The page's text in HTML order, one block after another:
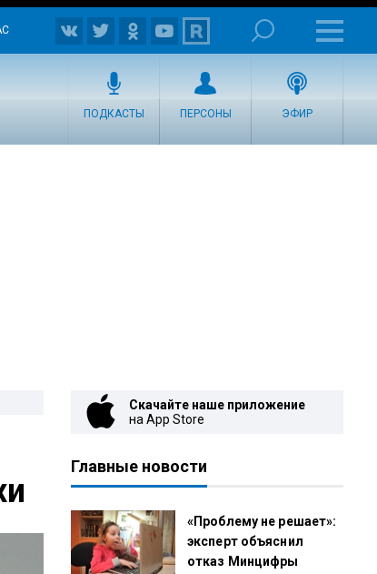
ПОДКАСТЫ ПЕРСОНЫ ЭФИР
Скачайте наше приложение
на App Store
Главные новости
«Проблему не решает»:
эксперт объяснил
отказ Минцифры